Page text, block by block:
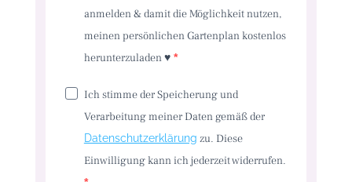
anmelden & damit die Möglichkeit nutzen,
meinen persönlichen Gartenplan kostenlos
herunterzuladen ♥️
Ich stimme der Speicherung und
Verarbeitung meiner Daten gemäß der
Datenschutzerklärung zu. Diese
Einwilligung kann ich jederzeit widerrufen.